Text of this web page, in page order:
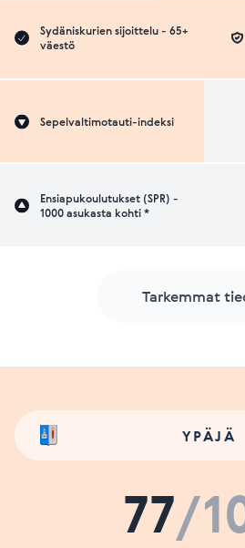
Sydäniskurien sijoittelu - 65+
väestö
Sepelvaltimotauti-indeksi
Ensiapukoulutukset (SPR) -
1000 asukasta kohti *
Tarkemmat
YPÄJÄ
77/